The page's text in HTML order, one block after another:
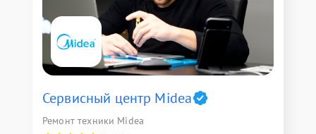
Сервисный центр Midea
Ремонт техники Midea